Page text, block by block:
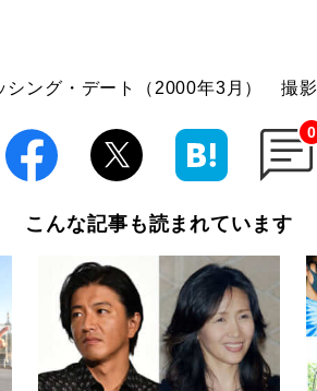
シング・デート（2000年3月） 撮
0
こんな記事も読まれています